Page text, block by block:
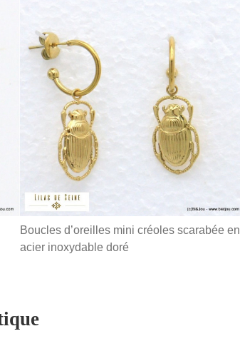
Boucles d’oreilles mini créoles scarabée en
acier inoxydable doré